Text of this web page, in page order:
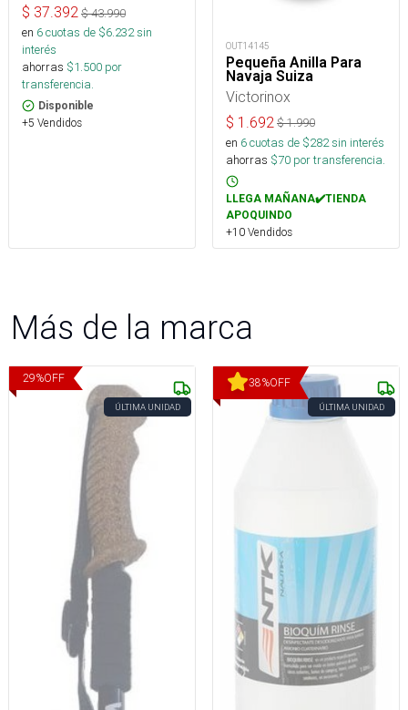
$ 37.392 $43.990
en 6cuotas de $6.232sin
interés
ahorras $1.500 por
transferencia.
Disponible
+5 Vendidos
OUT14145
Pequeña Anilla Para
Navaja Suiza
Victorinox
$ 1.692 $1.990
en 6cuotas de $282sin interés
ahorras $70 por transferencia.
LLEGA MAÑANA✔️TIENDA
APOQUINDO
+10 Vendidos
Más de la marca
29%OFF
ÚLTIMA UNIDAD
38%OFF
ÚLTIMA UNIDAD